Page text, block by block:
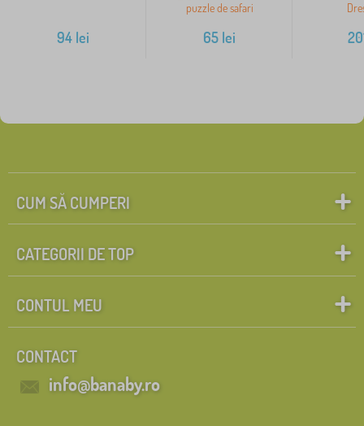
94 lei
puzzle de safari
65 lei
CUM SĂ CUMPERI
CATEGORII DE TOP
CONTUL MEU
CONTACT
info@banaby.ro